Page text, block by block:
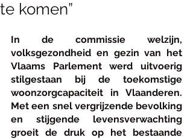
te komen”
In de commissie welzijn,
volksgezondheid en gezin van het
Vlaams Parlement werd uitvoerig
stilgestaan bij de toekomstige
woonzorgcapaciteit in Vlaanderen.
Met een snel vergrijzende bevolking
en stijgende levensverwachting
groeit de druk op het bestaande